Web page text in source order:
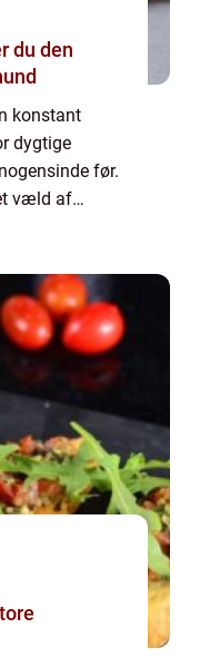
du den
konstant
dygtige
før.
væld af